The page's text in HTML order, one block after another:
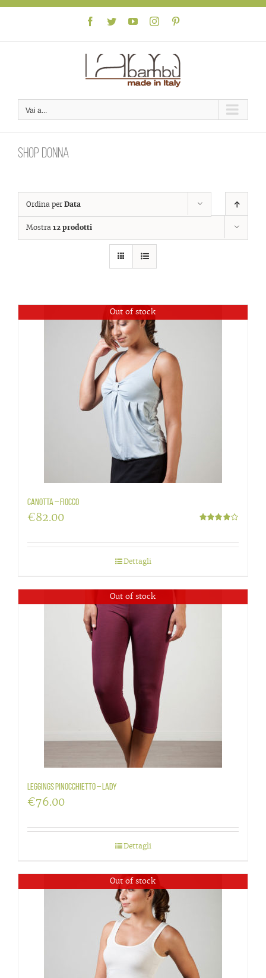
Skip
Facebook
TwitterYouTubeInstagram
Vai a...
Shop donna
Ordina perData
Mostra 12 prodotti
Out of stock
Canotta – Fiocco
€82.00
Dettagli
Out of stock
Leggings Pinocchietto – Lady
€76.00
Dettagli
Out of stock